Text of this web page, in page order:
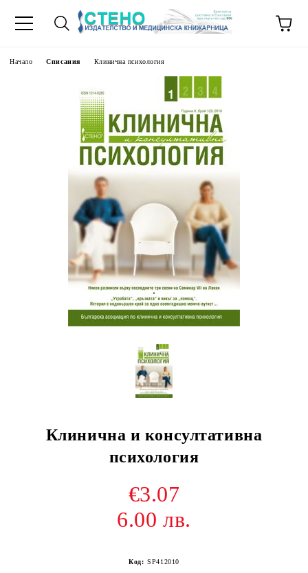
Начало Списания Клинична психология
Клинична и консултативна
психология
€3.07
6.00 лв.
Код: SP412010